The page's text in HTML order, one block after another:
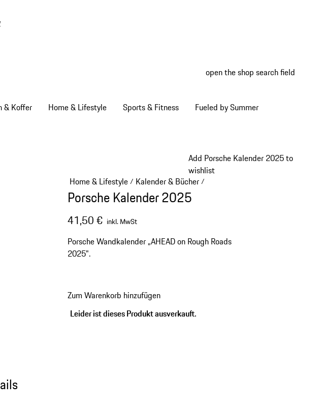
open the shop search field
& Koffer Home & Lifestyle Sports & Fitness Fueled by Summer
Add Porsche Kalender 2025 to
wishlist
Home & Lifestyle/ Kalender & Bücher/
Porsche Kalender 2025
41,50 € inkl. MwSt
Porsche Wandkalender „AHEAD on Rough Roads
2025".
Zum Warenkorb hinzufügen
Leider ist dieses Produkt ausverkauft.